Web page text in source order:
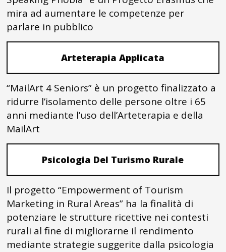
mira ad aumentare le competenze per
parlare in pubblico
Arteterapia Applicata
“MailArt 4 Seniors” è un progetto finalizzato a
ridurre l’isolamento delle persone oltre i 65
anni mediante l’uso dell’Arteterapia e della
MailArt
Psicologia Del Turismo Rurale
Il progetto “Empowerment of Tourism
Marketing in Rural Areas” ha la finalità di
potenziare le strutture ricettive nei contesti
rurali al fine di migliorarne il rendimento
mediante strategie suggerite dalla psicologia